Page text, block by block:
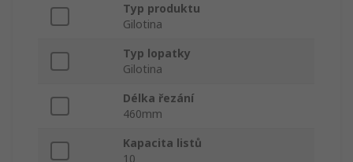
Typ produktu
Gilotina
Typ lopatky
Gilotina
Délka řezání
460mm
Kapacita listů
10